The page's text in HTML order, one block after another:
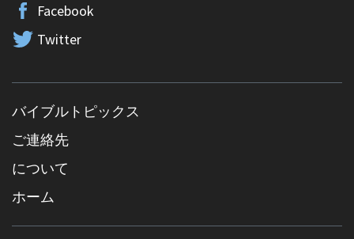
Facebook
Twitter
バイブルトピックス
ご連絡先
について
ホーム